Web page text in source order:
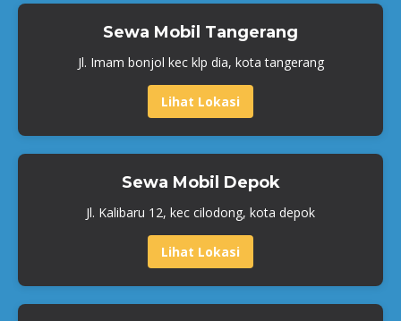
Sewa Mobil Tangerang
Jl. Imam bonjol kec klp dia, kota tangerang
Lihat Lokasi
Sewa Mobil Depok
Jl. Kalibaru 12, kec cilodong, kota depok
Lihat Lokasi